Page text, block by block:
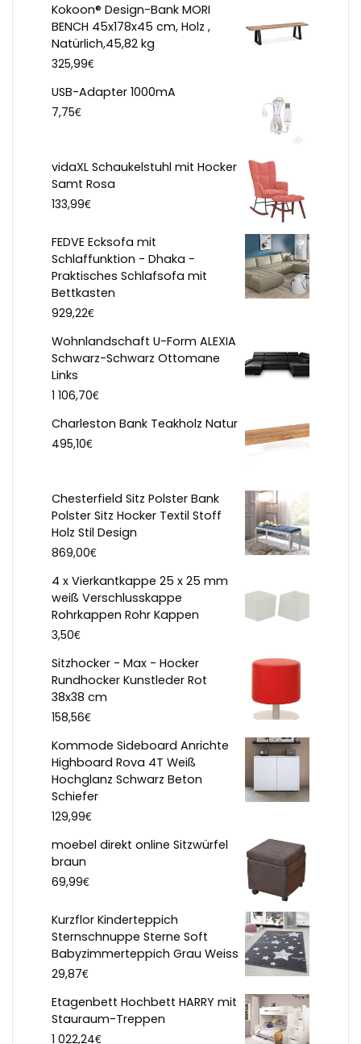
Kokoon® Design-Bank MORI
BENCH 45x178x45 cm, Holz ,
Natürlich,45,82 kg
325,99€
USB-Adapter 1000mA
7,75€
vidaXL Schaukelstuhl mit Hocker
Samt Rosa
133,99€
FEDVE Ecksofa mit
Schlaffunktion - Dhaka -
Praktisches Schlafsofa mit
Bettkasten
929,22€
Wohnlandschaft U-Form ALEXIA
Schwarz-Schwarz Ottomane
Links
1 106,70€
Charleston Bank Teakholz Natur
495,10€
Chesterfield Sitz Polster Bank
Polster Sitz Hocker Textil Stoff
Holz Stil Design
869,00€
4 x Vierkantkappe 25 x 25 mm
weiß Verschlusskappe
Rohrkappen Rohr Kappen
3,50€
Sitzhocker - Max - Hocker
Rundhocker Kunstleder Rot
38x38 cm
158,56€
Kommode Sideboard Anrichte
Highboard Rova 4T Weiß
Hochglanz Schwarz Beton
Schiefer
129,99€
moebel direkt online Sitzwürfel
braun
69,99€
Kurzflor Kinderteppich
Sternschnuppe Sterne Soft
Babyzimmerteppich Grau Weiss
29,87€
Etagenbett Hochbett HARRY mit
Stauraum-Treppen
1 022,24€